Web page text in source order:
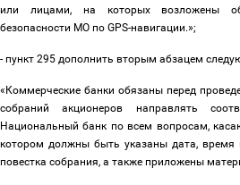
или лицами, на которых возложены
безопасности МО по GPS-навигации.»;
- пункт 295 дополнить вторым абзацем
«Коммерческие банки обязаны перед
собраний акционеров направлять
Национальный банк по всем вопросам,
котором должны быть указаны дата, время
повестка собрания, а также приложены